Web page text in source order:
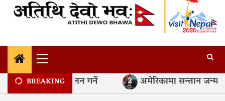
Primary
Menu
BREAKING
निक्षेप सङ्कलन गर्ने
अमेरिकामा सन्तान जन्माएर